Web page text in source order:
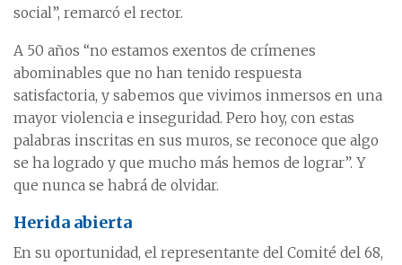
social”, remarcó el rector.
A 50 años “no estamos exentos de crímenes
abominables que no han tenido respuesta
satisfactoria, y sabemos que vivimos inmersos en una
mayor violencia e inseguridad. Pero hoy, con estas
palabras inscritas en sus muros, se reconoce que algo
se ha logrado y que mucho más hemos de lograr”. Y
que nunca se habrá de olvidar.
Herida abierta
En su oportunidad, el representante del Comité del 68,